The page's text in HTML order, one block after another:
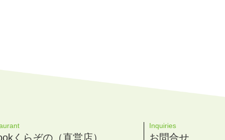
くらぞの（直営店）
Inquiries
お問合せ